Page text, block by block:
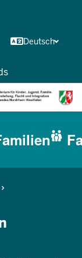
Deutsch